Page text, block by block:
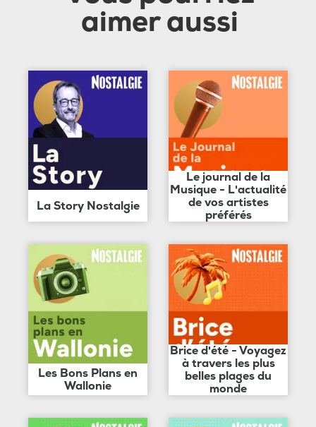
aimer aussi
La Story Nostalgie
Le journal de la
Musique - L'actualité
de vos artistes
préférés
Les Bons Plans en
Wallonie
Brice d'été - Voyagez
à travers les plus
belles plages du
monde